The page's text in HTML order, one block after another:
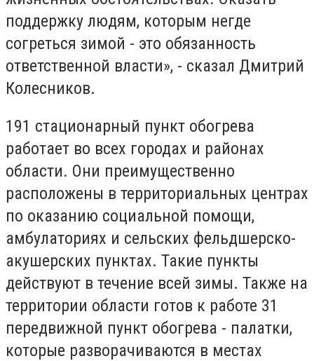
поддержку людям, которым негде
согреться зимой - это обязанность
ответственной власти», - сказал Дмитрий
Колесников.
191 стационарный пункт обогрева
работает во всех городах и районах
области. Они преимущественно
расположены в территориальных центрах
по оказанию социальной помощи,
амбулаториях и сельских фельдшерско-
акушерских пунктах. Такие пункты
действуют в течение всей зимы. Также на
территории области готов к работе 31
передвижной пункт обогрева - палатки,
которые разворачиваются в местах